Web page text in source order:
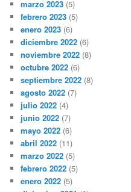
marzo 2023 (5)
febrero 2023 (5)
enero 2023 (6)
diciembre 2022 (6)
noviembre 2022 (8)
octubre 2022 (6)
septiembre 2022 (8)
agosto 2022 (7)
julio 2022 (4)
junio 2022 (7)
mayo 2022 (6)
abril 2022 (11)
marzo 2022 (5)
febrero 2022 (5)
enero 2022 (5)